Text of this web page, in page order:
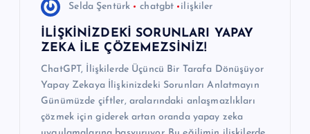
Selda Şentürk chatgbt ilişkiler
İLİŞKİNİZDEKİ SORUNLARI YAPAY
ZEKA İLE ÇÖZEMEZSİNİZ!
ChatGPT, İlişkilerde Üçüncü Bir Tarafa Dönüşüyor
Yapay Zekaya İlişkinizdeki Sorunları Anlatmayın
Günümüzde çiftler, aralarındaki anlaşmazlıkları
çözmek için giderek artan oranda yapay zeka